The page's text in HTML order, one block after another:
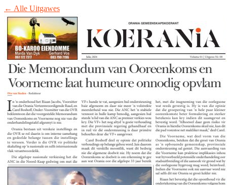
← Alle Uitgawes